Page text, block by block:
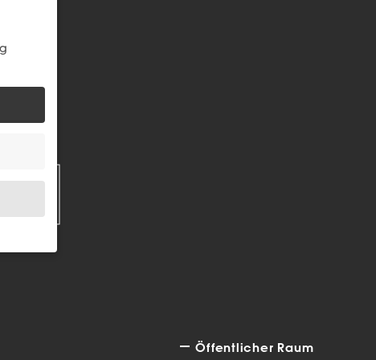
Öffentlicher Raum